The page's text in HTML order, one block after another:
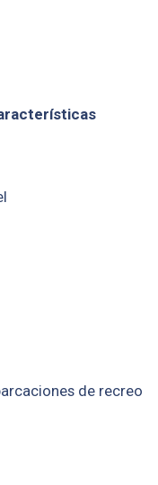
de recreo